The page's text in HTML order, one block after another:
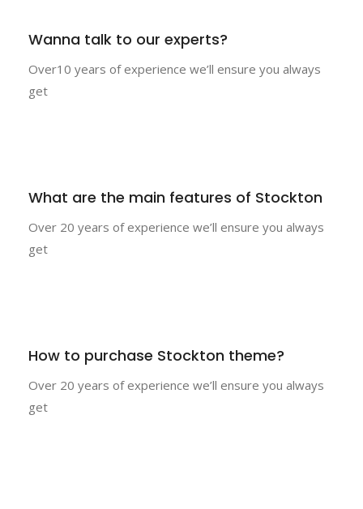
Wanna talk to our experts?
Over10 years of experience we’ll ensure you always
get
What are the main features of Stockton
Over 20 years of experience we’ll ensure you always
get
How to purchase Stockton theme?
Over 20 years of experience we’ll ensure you always
get